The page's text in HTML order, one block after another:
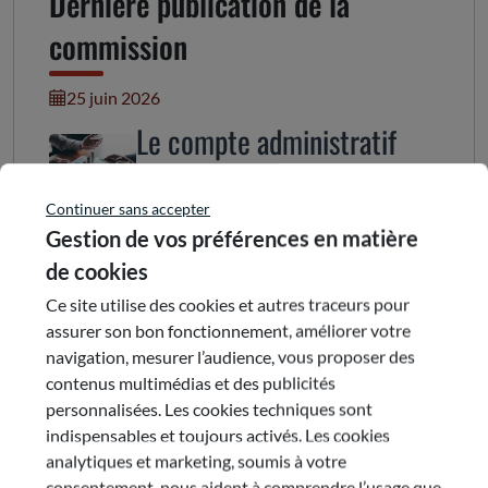
commission
25 juin 2026
Le compte administratif
Dans un contexte géopolitique particulièrement
complexe, marqué par de fortes contraintes
financières, la Région présente un compte
administratif 2025 qui témoigne d’une gestion
maîtrisée. Malgré la Loi des Finances 2025
complexifiant l’exercice de programmation
financière, la Collectivité maintient un niveau de
dépenses de fonctionnement stable et dégage un
volume de dépenses d’investissement important. La
présentation du CA fait apparaitre d’importants
Continuer sans accepter
Gestion de vos préférences en matière
de cookies
Ce site utilise des cookies et autres traceurs pour
assurer son bon fonctionnement, améliorer votre
navigation, mesurer l’audience, vous proposer des
contenus multimédias et des publicités
personnalisées. Les cookies techniques sont
indispensables et toujours activés. Les cookies
analytiques et marketing, soumis à votre